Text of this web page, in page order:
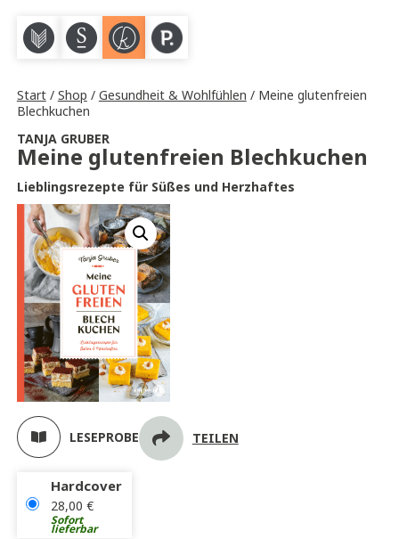
M S K P
Start/ Shop / Gesundheit & Wohlfühlen / Meine glutenfreien
Blechkuchen
TANJA GRUBER
Meine glutenfreien Blechkuchen
Lieblingsrezepte für Süßes und Herzhaftes
LESEPROBE TEILEN
Hardcover
28,00 €
Sofort
lieferbar